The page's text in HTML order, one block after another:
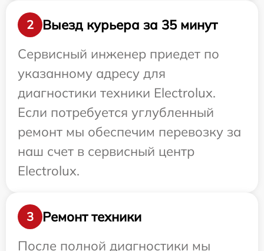
2
Выезд курьера за 35 минут
Сервисный инженер приедет по
указанному адресу для
диагностики техники Electrolux.
Если потребуется углубленный
ремонт мы обеспечим перевозку за
наш счет в сервисный центр
Electrolux.
3
Ремонт техники
После полной диагностики мы